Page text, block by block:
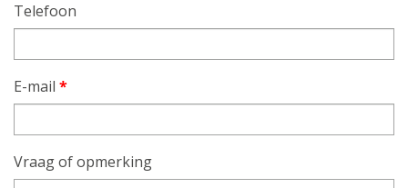
Telefoon
E-mail *
Vraag of opmerking